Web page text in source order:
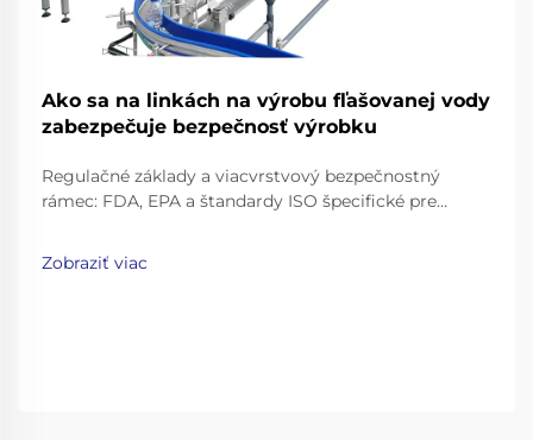
Ako sa na linkách na výrobu fľašovanej vody
zabezpečuje bezpečnosť výrobku
Regulačné základy a viacvrstvový bezpečnostný
rámec: FDA, EPA a štandardy ISO špecifické pre
predpisov. Úrad pre potraviny a lieky (FDA) má
Zobraziť viac